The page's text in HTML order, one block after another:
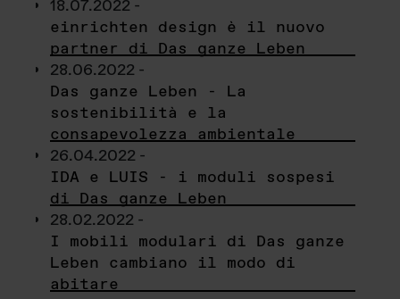
18.07.2022 -
einrichten design è il nuovo
partner di Das ganze Leben
28.06.2022 -
Das ganze Leben - La
sostenibilità e la
consapevolezza ambientale
26.04.2022 -
IDA e LUIS - i moduli sospesi
di Das ganze Leben
28.02.2022 -
I mobili modulari di Das ganze
Leben cambiano il modo di
abitare